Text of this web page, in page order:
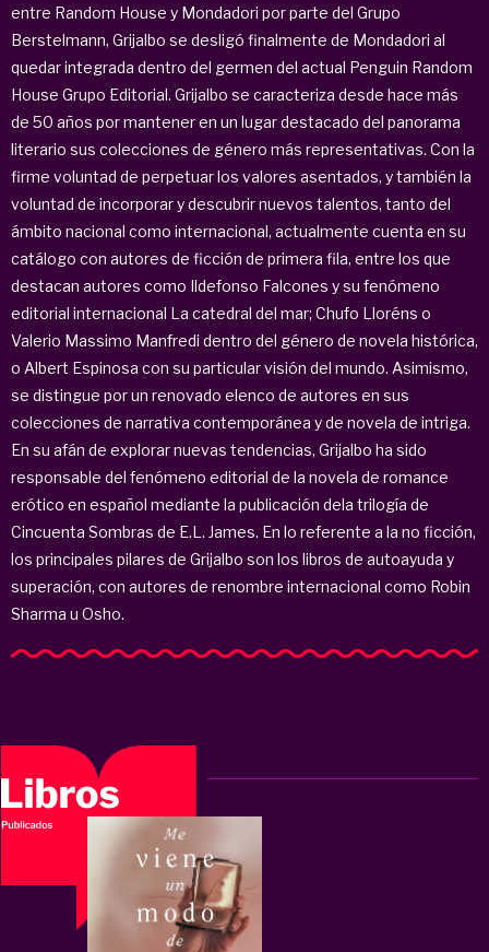
entre Random House y Mondadori por parte del Grupo
Berstelmann, Grijalbo se desligó finalmente de Mondadori al
quedar integrada dentro del germen del actual Penguin Random
House Grupo Editorial. Grijalbo se caracteriza desde hace más
de 50 años por mantener en un lugar destacado del panorama
literario sus colecciones de género más representativas. Con la
firme voluntad de perpetuar los valores asentados, y también la
voluntad de incorporar y descubrir nuevos talentos, tanto del
ámbito nacional como internacional, actualmente cuenta en su
catálogo con autores de ficción de primera fila, entre los que
destacan autores como Ildefonso Falcones y su fenómeno
editorial internacional La catedral del mar; Chufo Lloréns o
Valerio Massimo Manfredi dentro del género de novela histórica,
o Albert Espinosa con su particular visión del mundo. Asimismo,
se distingue por un renovado elenco de autores en sus
colecciones de narrativa contemporánea y de novela de intriga.
En su afán de explorar nuevas tendencias, Grijalbo ha sido
responsable del fenómeno editorial de la novela de romance
erótico en español mediante la publicación dela trilogía de
Cincuenta Sombras de E.L. James. En lo referente a la no ficción,
los principales pilares de Grijalbo son los libros de autoayuda y
superación, con autores de renombre internacional como Robin
Sharma u Osho.